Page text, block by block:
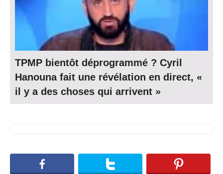
TPMP bientôt déprogrammé ? Cyril
Hanouna fait une révélation en direct, «
il y a des choses qui arrivent »